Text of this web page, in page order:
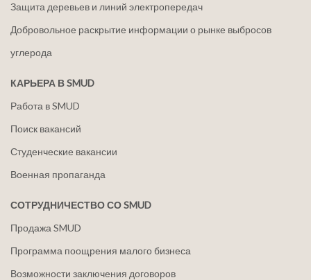
Защита деревьев и линий электропередач
Добровольное раскрытие информации о рынке выбросов
углерода
КАРЬЕРА В SMUD
Работа в SMUD
Поиск вакансий
Студенческие вакансии
Военная пропаганда
СОТРУДНИЧЕСТВО СО SMUD
Продажа SMUD
Программа поощрения малого бизнеса
Возможности заключения договоров